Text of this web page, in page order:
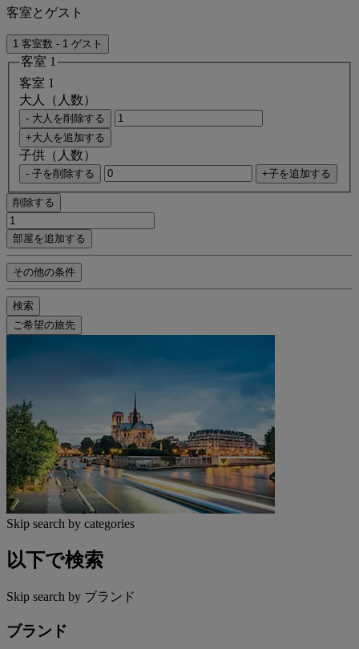
客室とゲスト
1 客室数 - 1 ゲスト
客室 1
客室 1
大人（人数）
- 大人を削除する
+大人を追加する
子供（人数）
- 子を削除する +子を追加する
削除する
部屋を追加する
その他の条件
検索
ご希望の旅先
Skip search by categories
以下で検索
Skip search by ブランド
ブランド